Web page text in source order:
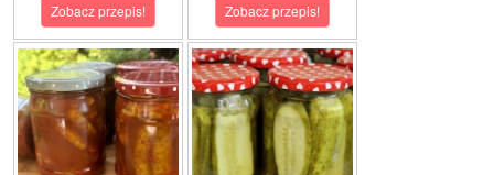
Zobacz przepis! Zobacz przepis!